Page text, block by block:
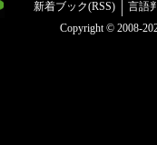
新着ブック(RSS)
言語
Copyright © 2008-